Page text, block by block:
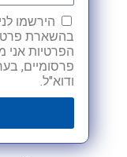
הירשמו
בהשארת
הפרטיות אני
פרסומיים,
ודוא"ל.